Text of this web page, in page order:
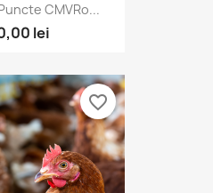
CMVRo...
lei
favorite_border